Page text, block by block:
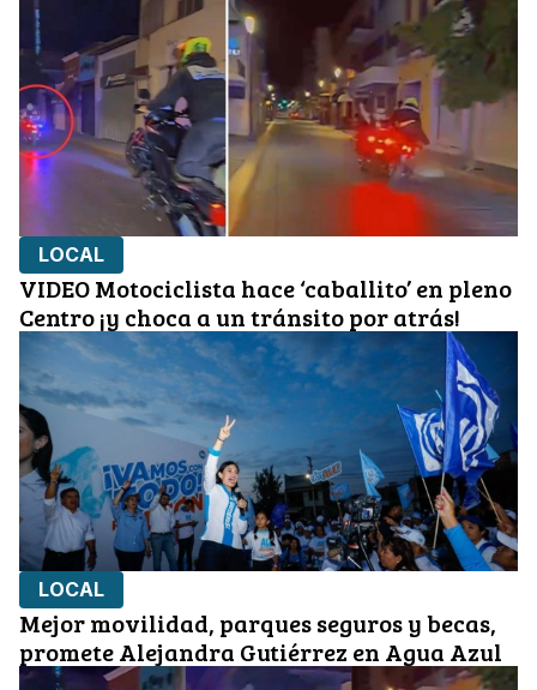
LOCAL
VIDEO Motociclista hace ‘caballito’ en pleno
Centro ¡y choca a un tránsito por atrás!
LOCAL
Mejor movilidad, parques seguros y becas,
promete Alejandra Gutiérrez en Agua Azul